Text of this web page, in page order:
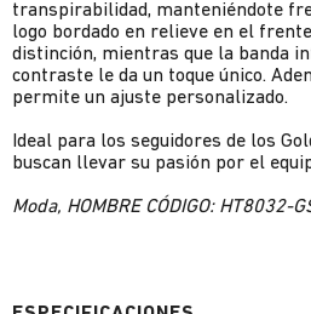
transpirabilidad, manteniéndote
logo bordado en relieve en el
distinción, mientras que la banda
contraste le da un toque único.
permite un ajuste personalizado.
Ideal para los seguidores de los
buscan llevar su pasión por el
Moda, HOMBRE CÓDIGO: HT8032-